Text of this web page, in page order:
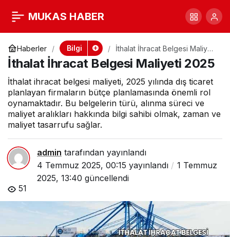
MUKAS HABER
Haberler Bilgi
İthalat İhracat Belgesi Maliyeti
2025
İthalat İhracat Belgesi Maliyeti 2025
İthalat ihracat belgesi maliyeti, 2025 yılında dış ticaret
planlayan firmaların bütçe planlamasında önemli rol
oynamaktadır. Bu belgelerin türü, alınma süreci ve
maliyet aralıkları hakkında bilgi sahibi olmak, zaman ve
maliyet tasarrufu sağlar.
admin tarafından yayınlandı
4 Temmuz 2025, 00:15 yayınlandı
1 Temmuz
2025, 13:40 güncellendi
51
İthalat İhracat
Belgesi Maliyeti 2025
0